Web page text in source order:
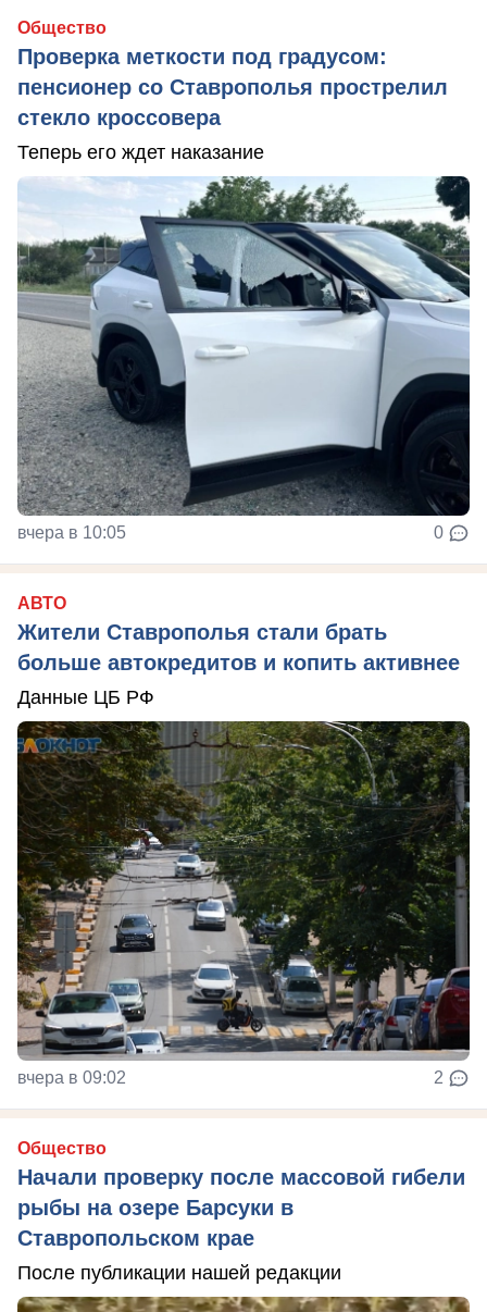
Общество
Проверка меткости под градусом:
пенсионер со Ставрополья прострелил
стекло кроссовера
Теперь его ждет наказание
вчера в 10:05 0
АВТО
Жители Ставрополья стали брать
больше автокредитов и копить активнее
Данные ЦБ РФ
вчера в 09:02 2
Общество
Начали проверку после массовой гибели
рыбы на озере Барсуки в
Ставропольском крае
После публикации нашей редакции